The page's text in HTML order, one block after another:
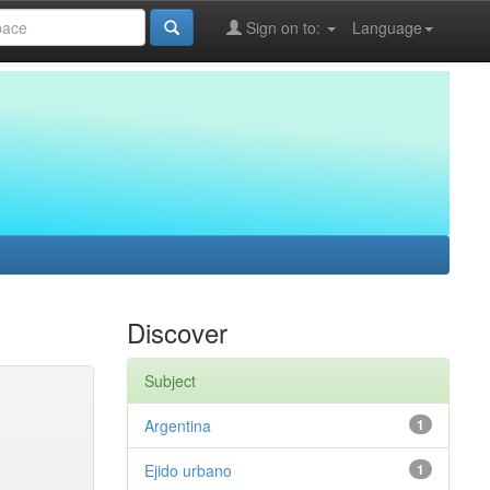
Language
Sign on to:
Discover
Subject
1
Argentina
1
Ejido urbano